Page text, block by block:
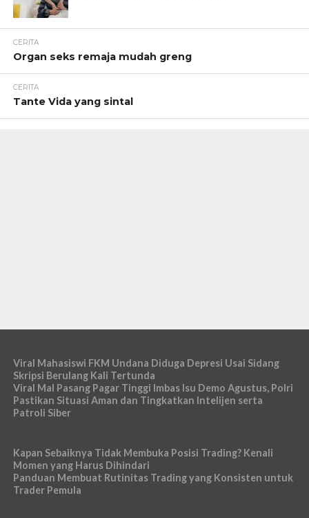
CERITA
Organ seks remaja mudah greng
CERITA
Tante Vida yang sintal
Viral Mahasiswi FKM Undana Diduga Depresi Usai Sidang
Skripsi Berulang Kali Tertunda
Viral Mal Pasang Pagar Tinggi Imbas Isu Demo Agustus, Polri
Pastikan Situasi Aman dan Tingkatkan Intelijen serta
Patroli Siber
Kapan Sebaiknya Tidak Membuka Posisi Trading? Kenali
Momen yang Harus Dihindari
Panduan Membuat Rutinitas Trading yang Konsisten untuk
Trader Pemula